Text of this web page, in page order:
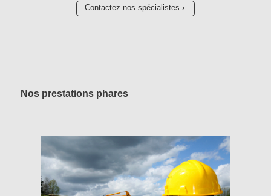
Contactez nos spécialistes
Nos prestations phares